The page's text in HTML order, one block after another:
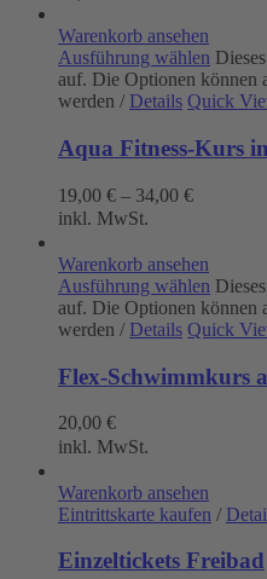
Warenkorb ansehen
Ausführung wählen
auf. Die Optionen können
werden / Details Quick
Aqua Fitness-Kurs
19,00 € – 34,00 €
inkl. MwSt.
Warenkorb ansehen
Ausführung wählen
auf. Die Optionen können
werden / Details Quick
Flex-Schwimmkurs
20,00 €
inkl. MwSt.
Warenkorb ansehen
Eintrittskarte kaufen /
Einzeltickets Freibad